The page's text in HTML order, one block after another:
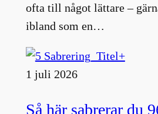
ofta till något lättare –
ibland som en…
1 juli 2026
Så här sabrerar du